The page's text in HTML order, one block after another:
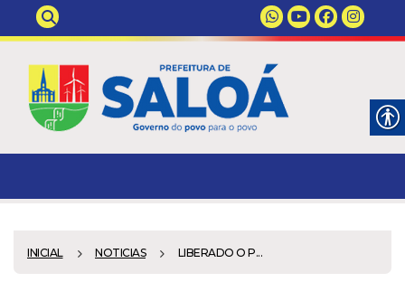
INICIAL NOTICIAS LIBERADO O P...